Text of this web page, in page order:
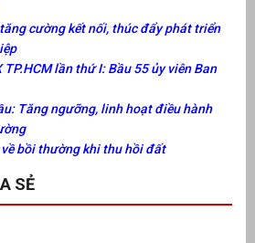
cường kết nối, thúc đẩy phát triển
lần thứ I: Bầu 55 ủy viên Ban
Tăng ngưỡng, linh hoạt điều hành
bồi thường khi thu hồi đất
SẺ